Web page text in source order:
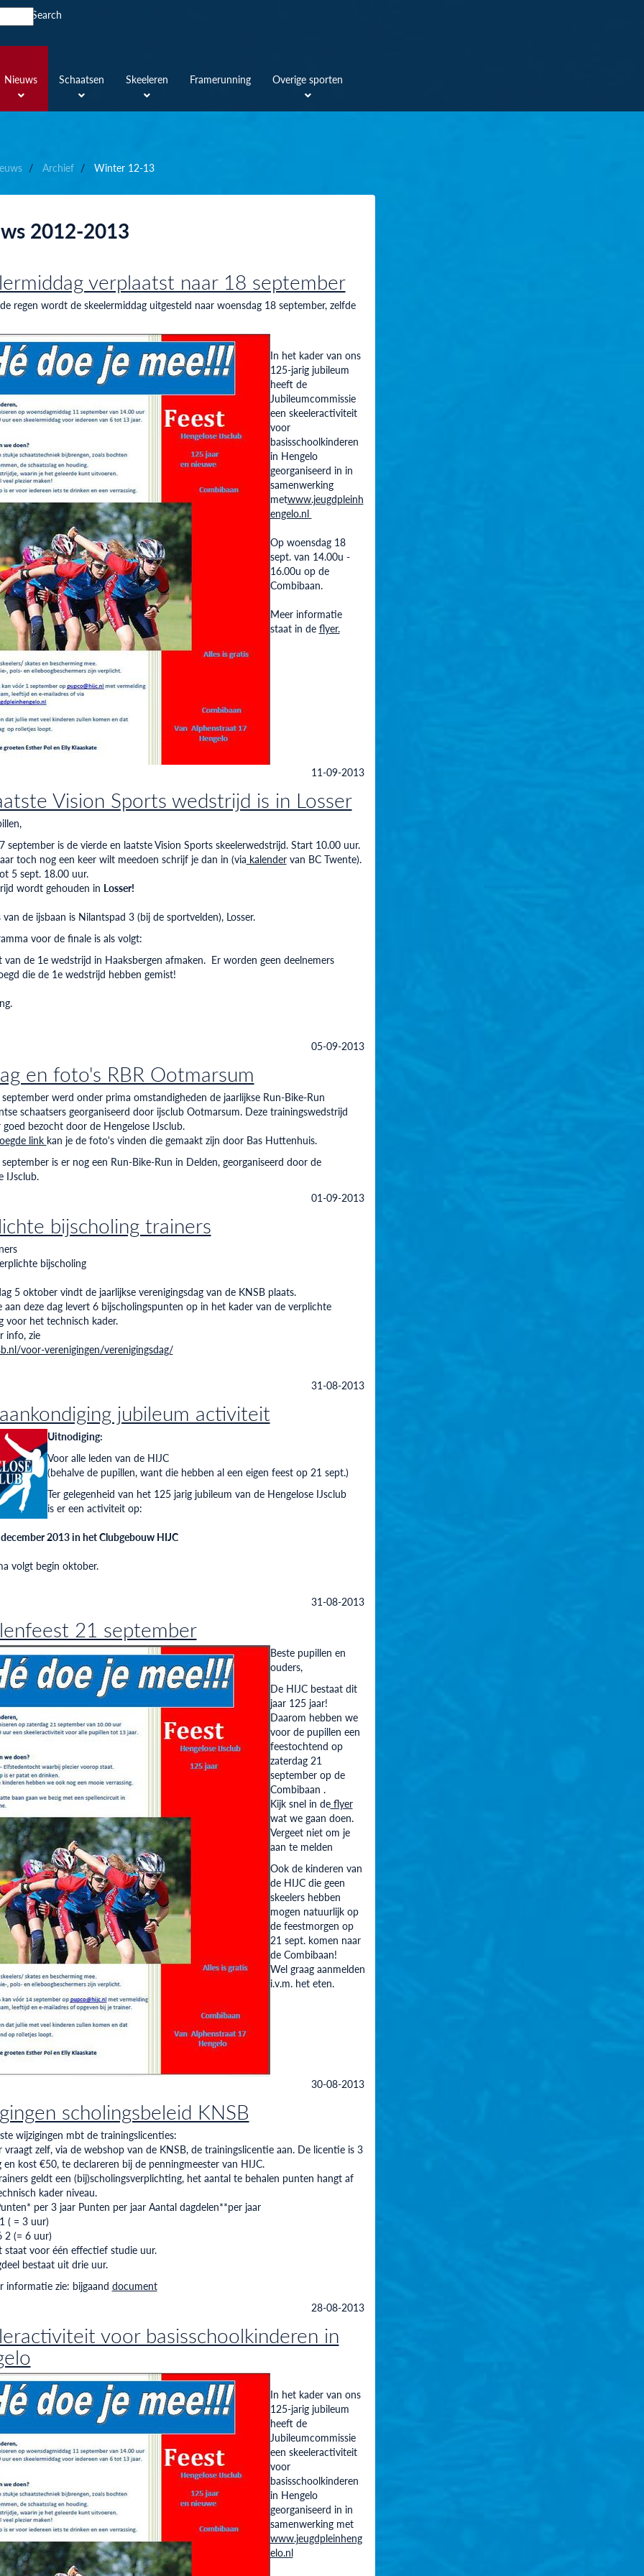
Search
Nieuws Schaatsen Skeeleren Framerunning Overige sporten
Archief Winter 12-13
2012-2013
verplaatst naar 18 september
regen wordt de skeelermiddag uitgesteld naar woensdag 18 september, zelfde
In het kader van ons
125-jarig jubileum
heeft de
Jubileumcommissie
een skeeleractiviteit
voor
basisschoolkinderen
in Hengelo
georganiseerd in in
samenwerking
metwww.jeugdpleinh
engelo.nl
Op woensdag 18
sept. van 14.00u -
16.00u op de
Combibaan.
Meer informatie
staat in de flyer.
11-09-2013
Vision Sports wedstrijd is in Losser
september is de vierde en laatste Vision Sports skeelerwedstrijd. Start 10.00 uur.
toch nog een keer wilt meedoen schrijf je dan in (via kalendervan BC Twente).
5 sept. 18.00 uur.
wordt gehouden in Losser!
de ijsbaan is Nilantspad 3 (bij de sportvelden), Losser.
voor de finale is als volgt:
van de 1e wedstrijd in Haaksbergen afmaken. Er worden geen deelnemers
die de 1e wedstrijd hebben gemist!
05-09-2013
en foto's RBR Ootmarsum
werd onder prima omstandigheden de jaarlijkse Run-Bike-Run
schaatsers georganiseerd door ijsclub Ootmarsum. Deze trainingswedstrijd
bezocht door de Hengelose IJsclub.
link kan je de foto's vinden die gemaakt zijn door Bas Huttenhuis.
is er nog een Run-Bike-Run in Delden, georganiseerd door de
IJsclub.
01-09-2013
bijscholing trainers
bijscholing
5 oktober vindt de jaarlijkse verenigingsdag van de KNSB plaats.
aan deze dag levert 6 bijscholingspunten op in het kader van de verplichte
voor het technisch kader.
info, zie
voor-verenigingen/verenigingsdag/
31-08-2013
jubileum activiteit
Uitnodiging:
Voor alle leden van de HIJC
(behalve de pupillen, want die hebben al een eigen feest op 21 sept.)
Ter gelegenheid van het 125 jarig jubileum van de Hengelose IJsclub
is er een activiteit op:
2013 in het Clubgebouw HIJC
volgt begin oktober.
31-08-2013
21 september
Beste pupillen en
ouders,
De HIJC bestaat dit
jaar 125 jaar!
Daarom hebben we
voor de pupillen een
feestochtend op
zaterdag 21
september op de
Combibaan .
Kijk snel in deflyer
wat we gaan doen.
Vergeet niet om je
aan te melden
Ook de kinderen van
de HIJC die geen
skeelers hebben
mogen natuurlijk op
de feestmorgen op
21 sept. komen naar
de Combibaan!
Wel graag aanmelden
i.v.m. het eten.
30-08-2013
scholingsbeleid KNSB
wijzigingen mbt de trainingslicenties:
vraagt zelf, via de webshop van de KNSB, de trainingslicentie aan. De licentie is 3
en kost €50, te declareren bij de penningmeester van HIJC.
geldt een (bij)scholingsverplichting, het aantal te behalen punten hangt af
kader niveau.
per 3 jaar Punten per jaar Aantal dagdelen**per jaar
( = 3 uur)
2 (= 6 uur)
staat voor één effectief studie uur.
bestaat uit drie uur.
informatie zie: bijgaand document
28-08-2013
voor basisschoolkinderen in
In het kader van ons
125-jarig jubileum
heeft de
Jubileumcommissie
een skeeleractiviteit
voor
basisschoolkinderen
in Hengelo
georganiseerd in in
samenwerking met
www.jeugdpleinheng
elo.nl